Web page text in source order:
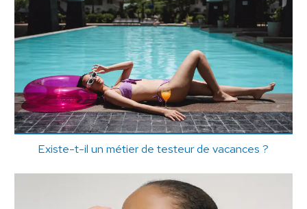
Existe-t-il un métier de testeur de vacances ?